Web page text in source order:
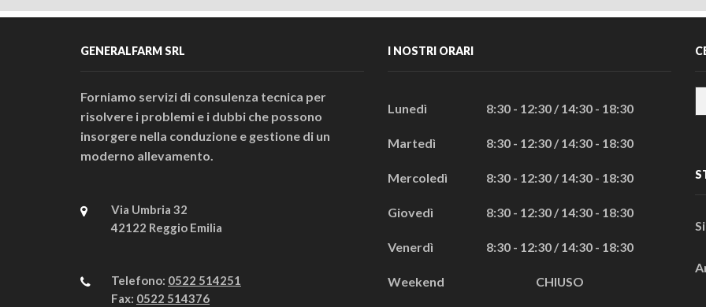
GENERALFARM SRL
Forniamo servizi di consulenza tecnica per
risolvere i problemi e i dubbi che possono
insorgere nella conduzione e gestione di un
moderno allevamento.
Via Umbria 32
42122 Reggio Emilia
Telefono: 0522 514251
Fax: 0522 514376
I NOSTRI ORARI
Lunedì 8:30 - 12:30 / 14:30 - 18:30
Martedì 8:30 - 12:30 / 14:30 - 18:30
Mercoledì 8:30 - 12:30 / 14:30 - 18:30
Giovedì 8:30 - 12:30 / 14:30 - 18:30
Venerdì 8:30 - 12:30 / 14:30 - 18:30
Weekend CHIUSO